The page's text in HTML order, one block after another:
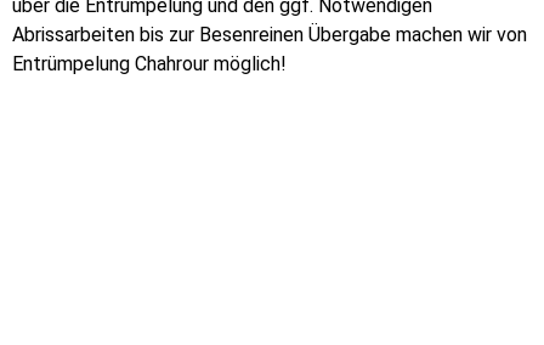
über die Entrümpelung und den ggf. Notwendigen
Abrissarbeiten bis zur Besenreinen Übergabe machen wir von
Entrümpelung Chahrour möglich!